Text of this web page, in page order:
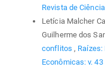
Revista de
Letícia Malcher
Guilherme dos
conflitos ,
Econômicas: v.